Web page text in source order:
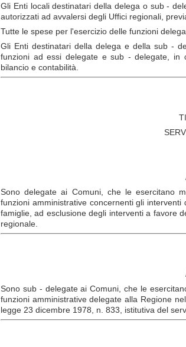
Gli Enti locali destinatari della delega o sub -
autorizzati ad avvalersi degli Uffici regionali,
Tutte le spese per l'esercizio delle funzioni
Gli Enti destinatari della delega e della sub -
funzioni ad essi delegate e sub - delegate, in
bilancio e contabilità.
Sono delegate ai Comuni, che le esercitano
funzioni amministrative concernenti gli
famiglie, ad esclusione degli interventi a favore
regionale.
Sono sub - delegate ai Comuni, che le
funzioni amministrative delegate alla Regione
legge 23 dicembre 1978, n. 833, istitutiva del